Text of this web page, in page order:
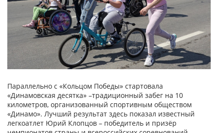
Параллельно с «Кольцом Победы» стартовала
«Динамовская десятка» –традиционный забег на 10
километров, организованный спортивным обществом
«Динамо». Лучший результат здесь показал известный
легкоатлет Юрий Клопцов – победитель и призёр